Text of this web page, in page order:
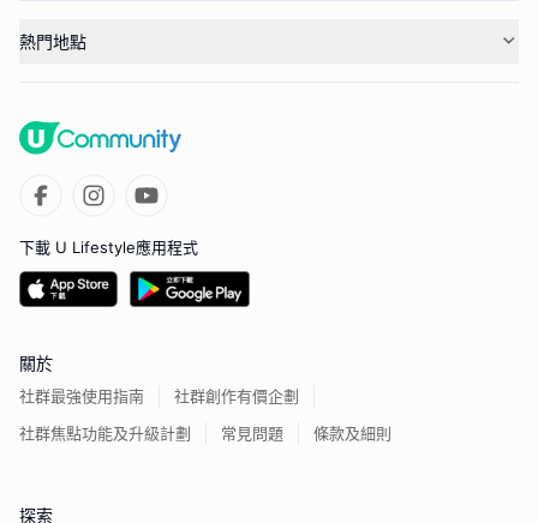
熱門地點
下載 U Lifestyle應用程式
關於
社群最強使用指南
社群創作有價企劃
社群焦點功能及升級計劃
常見問題 條款及細則
探索